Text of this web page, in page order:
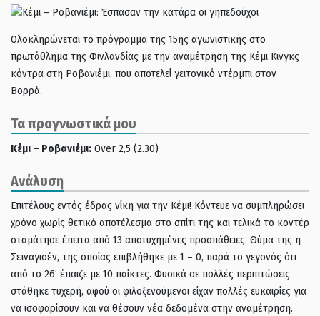
Ολοκληρώνεται το πρόγραμμα της 15ης αγωνιστικής στο
πρωτάθλημα της Φινλανδίας με την αναμέτρηση της Κέμι Κινγκς
κόντρα στη Ροβανιέμι, που αποτελεί γειτονικό ντέρμπι στον
Βορρά.
Τα προγνωστικά μου
Κέμι – Ροβανιέμι: Over 2,5 (2.30)
Ανάλυση
Επιτέλους εντός έδρας νίκη για την Κέμι! Κόντευε να συμπληρώσει
χρόνο χωρίς θετικό αποτέλεσμα στο σπίτι της και τελικά το κοντέρ
σταμάτησε έπειτα από 13 αποτυχημένες προσπάθειες. Θύμα της η
Σεϊναγιοέν, της οποίας επιβλήθηκε με 1 – 0, παρά το γεγονός ότι
από το 26’ έπαιζε με 10 παίκτες. Φυσικά σε πολλές περιπτώσεις
στάθηκε τυχερή, αφού οι φιλοξενούμενοι είχαν πολλές ευκαιρίες για
να ισοφαρίσουν και να θέσουν νέα δεδομένα στην αναμέτρηση.